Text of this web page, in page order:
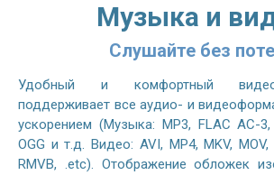
Музыка и
Слушайте без
Удобный и комфортный
поддерживает все аудио- и
ускорением (Музыка: MP3, FLAC AC-3,
OGG и т.д. Видео: AVI, MP4, MKV, MOV,
RMVB, .etc). Отображение обложек